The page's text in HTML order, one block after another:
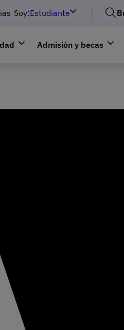
Soy:Estudiante
Admisión y becas